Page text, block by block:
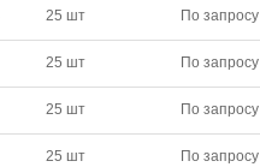
25 шт По запросу
25 шт По запросу
25 шт По запросу
25 шт По запросу